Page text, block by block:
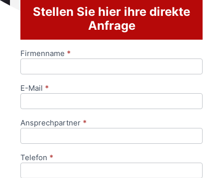
Stellen Sie hier ihre direkte
Anfrage
Anfrageformular
Firmenname *
E-Mail *
Ansprechpartner *
Telefon *